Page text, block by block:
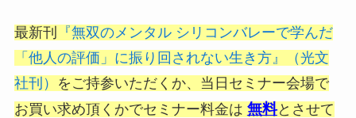
最新刊
『無双のメンタル シリコンバレーで学んだ
「他人の評価」に振り回されない生き方』（光文
社刊）
をご持参いただくか、当日セミナー会場で
お買い求め頂くかでセミナー料金は 無料とさせて